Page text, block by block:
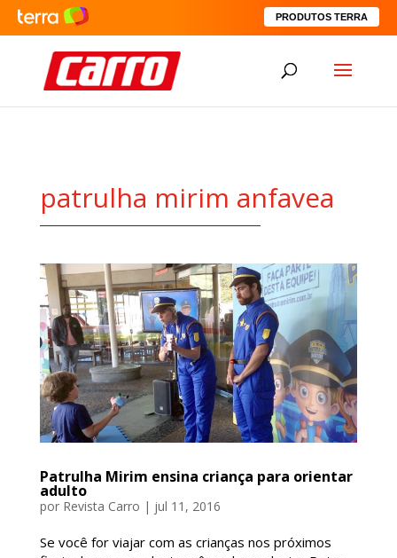
PRODUTOS TERRA
patrulha mirim anfavea
Patrulha Mirim ensina criança para orientar
adulto
por Revista Carro | jul 11, 2016
Se você for viajar com as crianças nos próximos